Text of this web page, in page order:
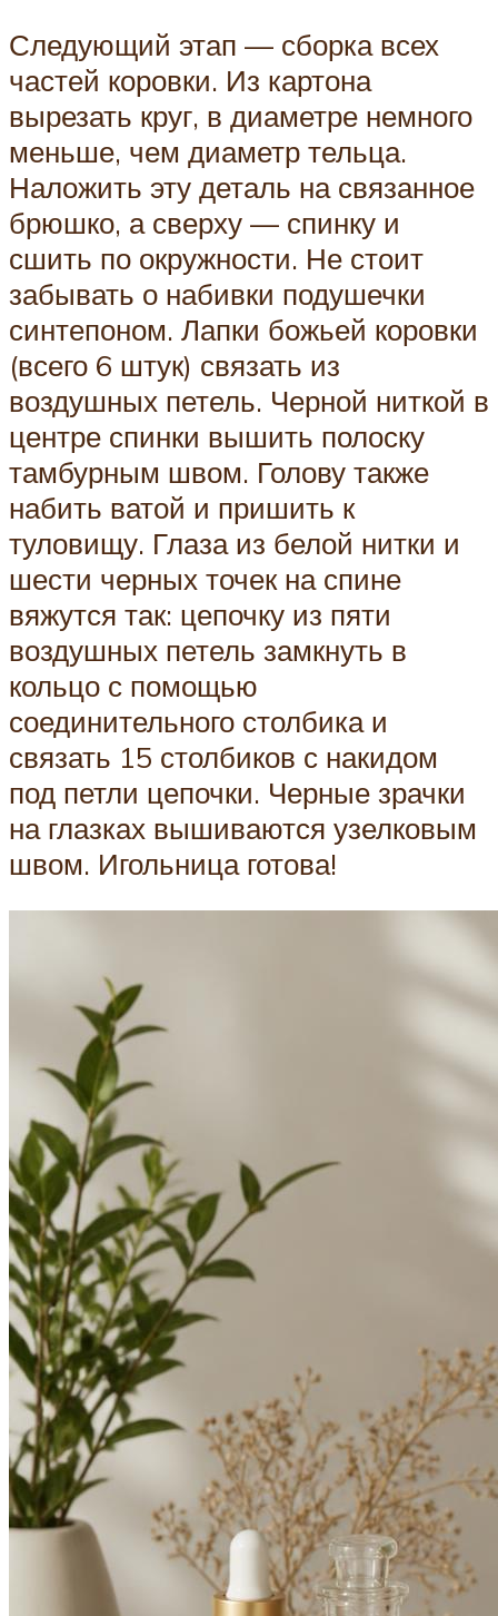
Следующий этап — сборка всех
частей коровки. Из картона
вырезать круг, в диаметре немного
меньше, чем диаметр тельца.
Наложить эту деталь на связанное
брюшко, а сверху — спинку и
сшить по окружности. Не стоит
забывать о набивки подушечки
синтепоном. Лапки божьей коровки
(всего 6 штук) связать из
воздушных петель. Черной ниткой в
центре спинки вышить полоску
тамбурным швом. Голову также
набить ватой и пришить к
туловищу. Глаза из белой нитки и
шести черных точек на спине
вяжутся так: цепочку из пяти
воздушных петель замкнуть в
кольцо с помощью
соединительного столбика и
связать 15 столбиков с накидом
под петли цепочки. Черные зрачки
на глазках вышиваются узелковым
швом. Игольница готова!